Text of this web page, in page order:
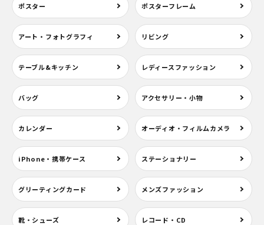
ポスター ポスターフレーム
アート・フォトグラフィ リビング
テーブル&キッチン レディースファッション
バッグ アクセサリー・小物
カレンダー オーディオ・フィルムカメラ
iPhone・携帯ケース ステーショナリー
グリーティングカード メンズファッション
靴・シューズ レコード・CD